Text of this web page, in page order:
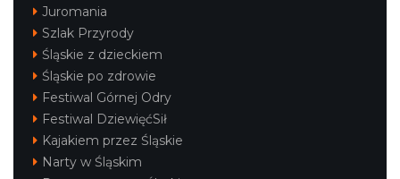
Warsztat gry na flecie indiańskim –
pierwsze kroki w świecie melodii
Rybnik
27.16 km
Juromania
Szlak Przyrody
Śląskie z dzieckiem
Śląskie po zdrowie
Festiwal Górnej Odry
Festiwal DziewięćSił
Kajakiem przez Śląskie
Narty w Śląskim